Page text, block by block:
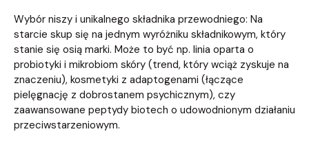
Wybór niszy i unikalnego składnika przewodniego: Na
starcie skup się na jednym wyróżniku składnikowym, który
stanie się osią marki. Może to być np. linia oparta o
probiotyki i mikrobiom skóry (trend, który wciąż zyskuje na
znaczeniu), kosmetyki z adaptogenami (łączące
pielęgnację z dobrostanem psychicznym), czy
zaawansowane peptydy biotech o udowodnionym działaniu
przeciwstarzeniowym.